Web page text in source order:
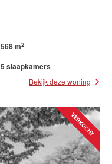
568 m2
5 slaapkamers
Bekijk deze woning